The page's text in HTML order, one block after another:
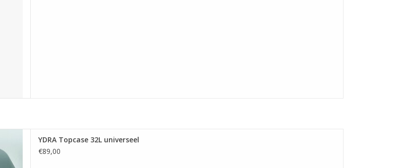
YDRA Topcase 32L universeel
€89,00